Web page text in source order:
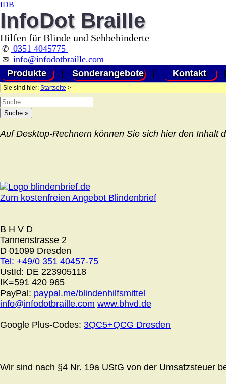
IDB
InfoDot Braille
Hilfen für Blinde und Sehbehinderte
✆ 0351 4045775
✉ info@infodotbraille.com
Produkte
Sonderangebote Kontakt
Sie sind hier: Startseite >
Auf Desktop-Rechnern können Sie sich hier den Inhalt
Zum kostenfreien Angebot Blindenbrief
B H V D
Tannenstrasse 2
D 01099 Dresden
Tel: +49/0 351 40457-75
UstId: DE 223905118
IK=591 420 965
PayPal: paypal.me/blindenhilfsmittel
info@infodotbraille.com www.bhvd.de
Google Plus-Codes: 3QC5+QCG Dresden
Wir sind nach §4 Nr. 19a UStG von der Umsatzsteuer